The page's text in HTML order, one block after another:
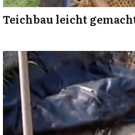
Teichbau leicht